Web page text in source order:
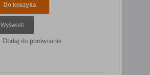
Do koszyka
Wyświetl
Dodaj do porównania